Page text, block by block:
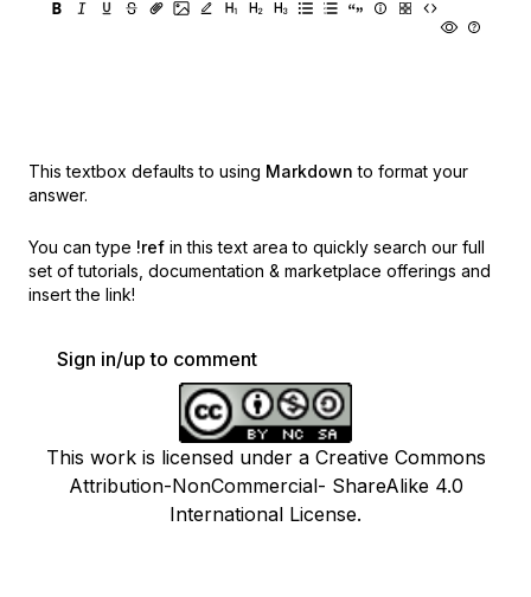
This textbox defaults to using Markdown to format your
answer.
You can type !ref in this text area to quickly search our full
set of tutorials, documentation & marketplace offerings and
insert the link!
Sign in/up to comment
This work is licensed under a Creative Commons
Attribution-NonCommercial- ShareAlike 4.0
International License.